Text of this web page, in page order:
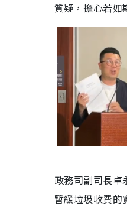
質疑，擔心若如
政務司副司長
暫緩垃圾收費的